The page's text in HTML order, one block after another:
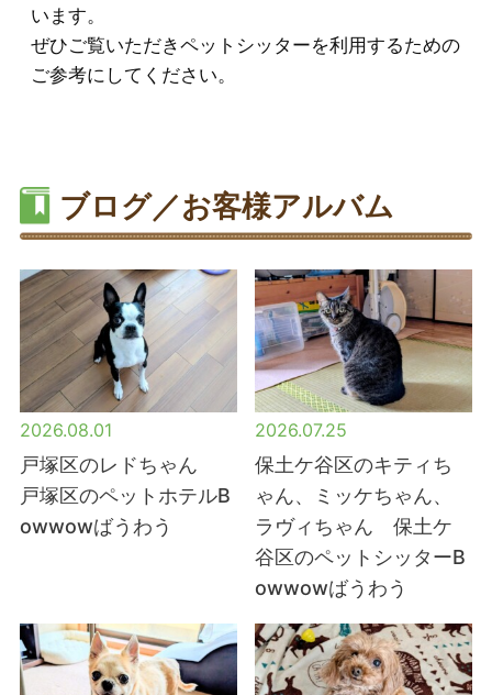
います。
ぜひご覧いただきペットシッターを利用するための
ご参考にしてください。
ブログ／お客様アルバム
2026.08.01
戸塚区のレドちゃん
戸塚区のペットホテルB
owwowばうわう
2026.07.25
保土ケ谷区のキティち
ゃん、ミッケちゃん、
ラヴィちゃん 保土ケ
谷区のペットシッターB
owwowばうわう